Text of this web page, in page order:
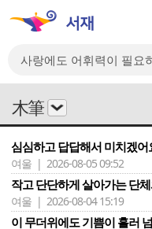
木筆
심심하고 답답해서 미치겠어
여울 | 2026-08-05 09:52
작고 단단하게 살아가는 단
여울 | 2026-08-04 15:19
이 무더위에도 기쁨이 흘러